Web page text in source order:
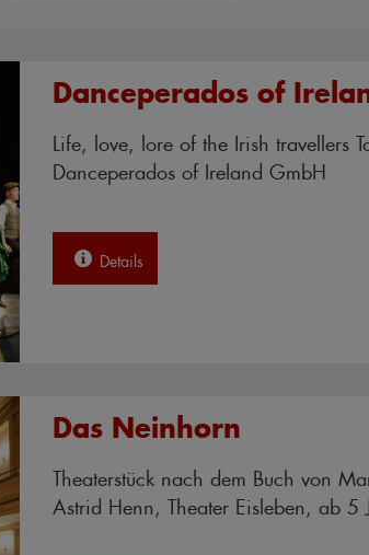
Danceperados of
Life, love, lore of the Irish travellers
Danceperados of Ireland GmbH
Details
Das Neinhorn
Theaterstück nach dem Buch von
Astrid Henn, Theater Eisleben, ab 5